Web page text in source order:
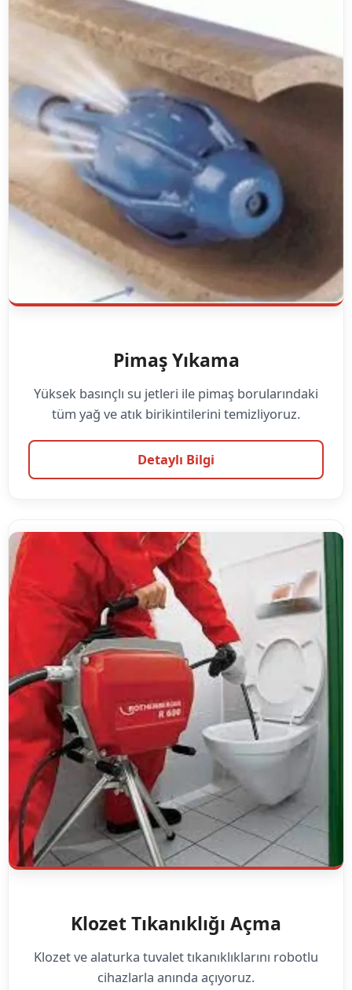
Pimaş Yıkama
Yüksek basınçlı su jetleri ile pimaş borularındaki
tüm yağ ve atık birikintilerini temizliyoruz.
Detaylı Bilgi
Klozet Tıkanıklığı Açma
Klozet ve alaturka tuvalet tıkanıklıklarını robotlu
cihazlarla anında açıyoruz.